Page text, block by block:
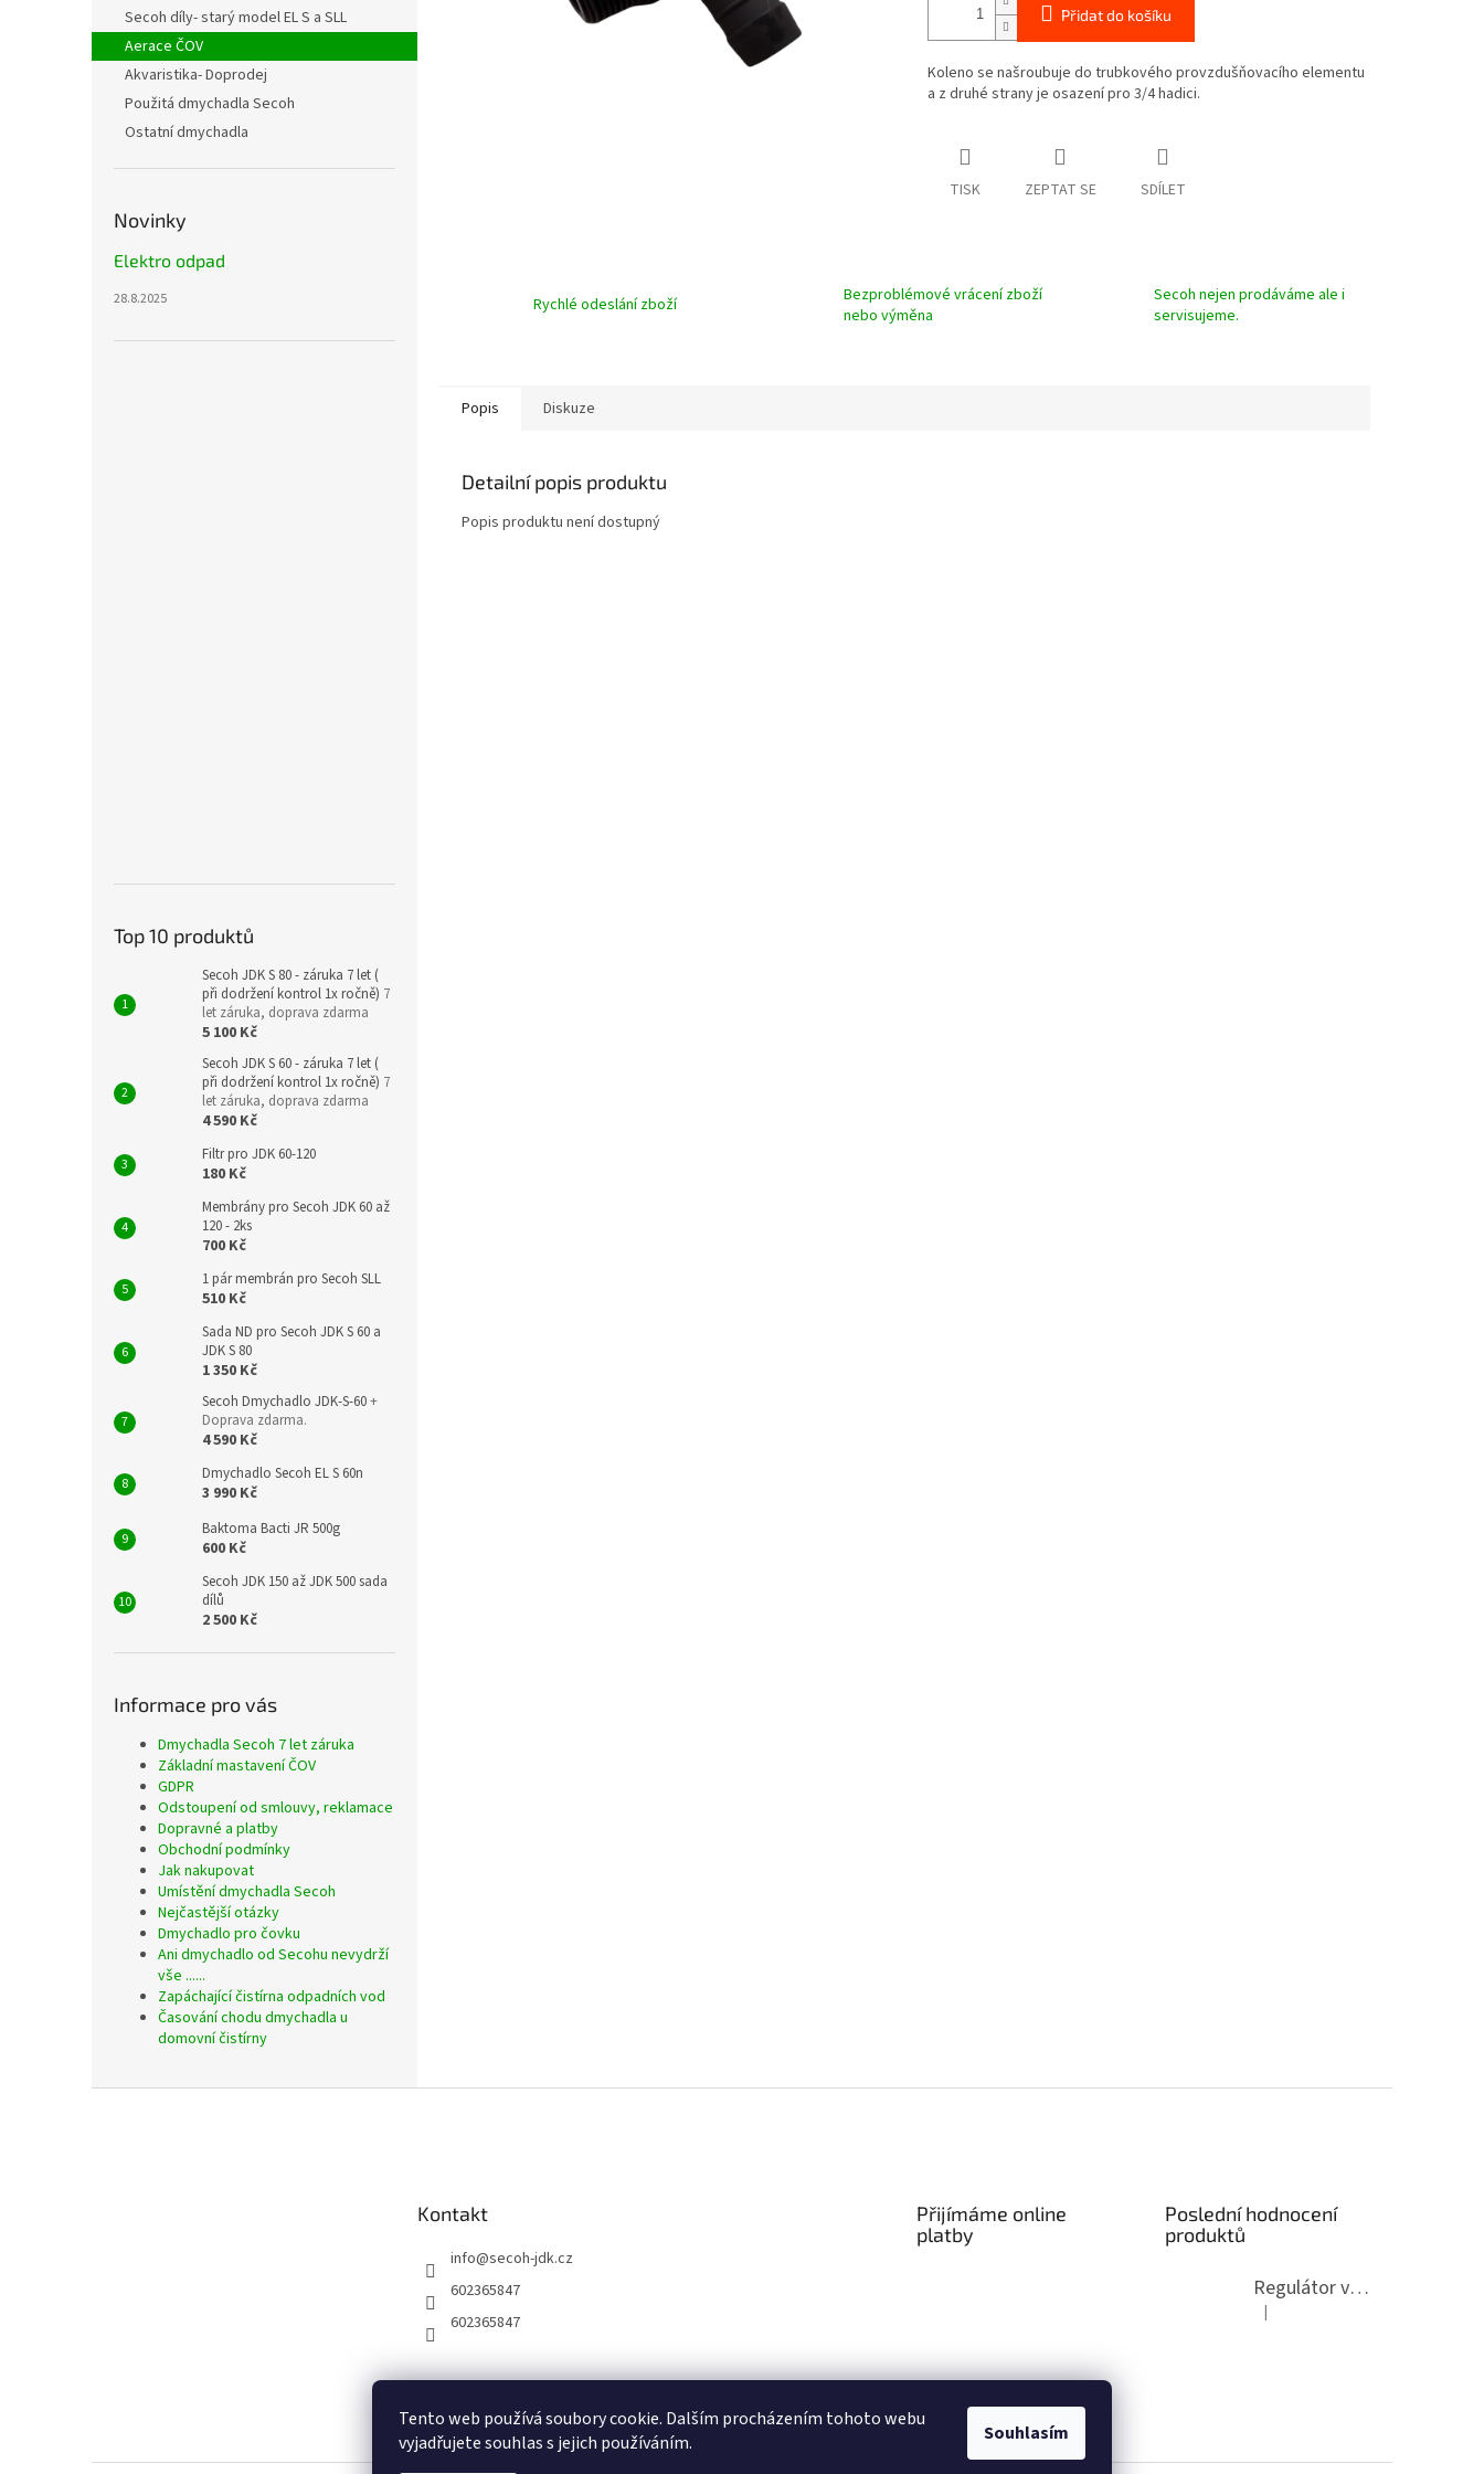
Tento web používá soubory cookie. Dalším procházením tohoto webu
vyjadřujete souhlas s jejich používáním.
Souhlasím
e
l
Secoh díly- starý model EL S a SLL
Aerace ČOV
Akvaristika- Doprodej
Použitá dmychadla Secoh
Ostatní dmychadla
Novinky
Elektro odpad
28.8.2025
Top 10 produktů
Secoh JDK S 80 - záruka 7 let (
při dodržení kontrol 1x ročně) 7
let záruka, doprava zdarma
5 100 Kč
Secoh JDK S 60 - záruka 7 let (
při dodržení kontrol 1x ročně) 7
let záruka, doprava zdarma
4 590 Kč
Filtr pro JDK 60-120
180 Kč
Membrány pro Secoh JDK 60 až
120 - 2ks
700 Kč
1 pár membrán pro Secoh SLL
510 Kč
Sada ND pro Secoh JDK S 60 a
JDK S 80
1 350 Kč
Secoh Dmychadlo JDK-S-60+
Doprava zdarma.
4 590 Kč
Dmychadlo Secoh EL S 60n
3 990 Kč
Baktoma Bacti JR 500g
600 Kč
Secoh JDK 150 až JDK 500 sada
dílů
2 500 Kč
Informace pro vás
Dmychadla Secoh 7 let záruka
Základní mastavení ČOV
GDPR
Odstoupení od smlouvy, reklamace
Dopravné a platby
Obchodní podmínky
Jak nakupovat
Umístění dmychadla Secoh
Nejčastější otázky
Dmychadlo pro čovku
Ani dmychadlo od Secohu nevydrží
vše ......
Zapáchající čistírna odpadních vod
Časování chodu dmychadla u
domovní čistírny
Přidat do košíku
Koleno se našroubuje do trubkového provzdušňovacího elementu
a z druhé strany je osazení pro 3/4 hadici.
TISK ZEPTAT SE SDÍLET
Rychlé odeslání zboží
Bezproblémové vrácení zboží
nebo výměna
Secoh nejen prodáváme ale i
servisujeme.
Popis Diskuze
Detailní popis produktu
Popis produktu není dostupný
Kontakt
info@secoh-jdk.cz
602365847
602365847
Přijímáme online
platby
Poslední hodnocení
produktů
Regulátor výkonu dmychadla ČOV
Hodnocení produktu je 5 z 5
|
Nákup nad 1500 Kč dopravné zdarma Autorizovaný servis Secoh